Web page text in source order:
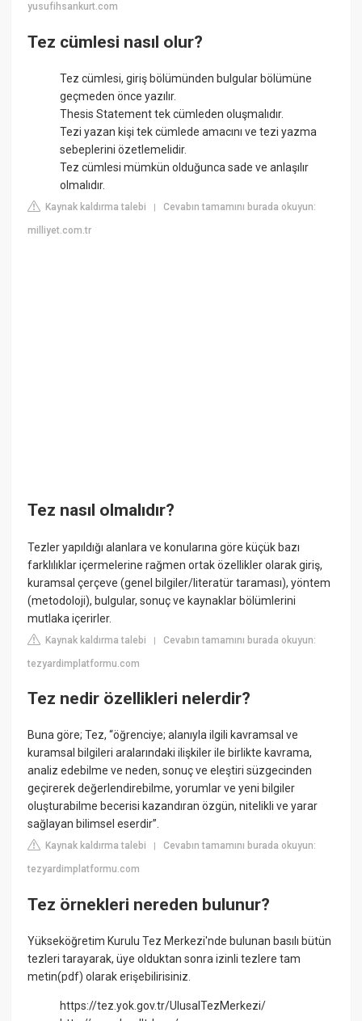
yusufihsankurt.com
Tez cümlesi nasıl olur?
Tez cümlesi, giriş bölümünden bulgular bölümüne
geçmeden önce yazılır.
Thesis Statement tek cümleden oluşmalıdır.
Tezi yazan kişi tek cümlede amacını ve tezi yazma
sebeplerini özetlemelidir.
Tez cümlesi mümkün olduğunca sade ve anlaşılır
olmalıdır.
Kaynak kaldırma talebi |Cevabın tamamını burada okuyun:
milliyet.com.tr
Tez nasıl olmalıdır?
Tezler yapıldığı alanlara ve konularına göre küçük bazı
farklılıklar içermelerine rağmen ortak özellikler olarak giriş,
kuramsal çerçeve (genel bilgiler/literatür taraması), yöntem
(metodoloji), bulgular, sonuç ve kaynaklar bölümlerini
mutlaka içerirler.
Kaynak kaldırma talebi |Cevabın tamamını burada okuyun:
tezyardimplatformu.com
Tez nedir özellikleri nelerdir?
Buna göre; Tez, “öğrenciye; alanıyla ilgili kavramsal ve
kuramsal bilgileri aralarındaki ilişkiler ile birlikte kavrama,
analiz edebilme ve neden, sonuç ve eleştiri süzgecinden
geçirerek değerlendirebilme, yorumlar ve yeni bilgiler
oluşturabilme becerisi kazandıran özgün, nitelikli ve yarar
sağlayan bilimsel eserdir”.
Kaynak kaldırma talebi |Cevabın tamamını burada okuyun:
tezyardimplatformu.com
Tez örnekleri nereden bulunur?
Yükseköğretim Kurulu Tez Merkezi'nde bulunan basılı bütün
tezleri tarayarak, üye olduktan sonra izinli tezlere tam
metin(pdf) olarak erişebilirisiniz.
https://tez.yok.gov.tr/UlusalTezMerkezi/